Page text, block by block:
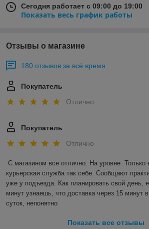
Сегодня работает с 09:00 до 19:00
Показать весь график работы
Отзывы о магазине
180 отзывов за всё время
Покупатель
Отлично
Покупатель
Отлично
С магазином все отлично. На уровне. Только
курьерская служба так себе. Сообщают
уже у подъезда. Как планировать свой день,
минут узнаешь, что доставка через 15 минут
суток, непонятно
Показать все отзывы